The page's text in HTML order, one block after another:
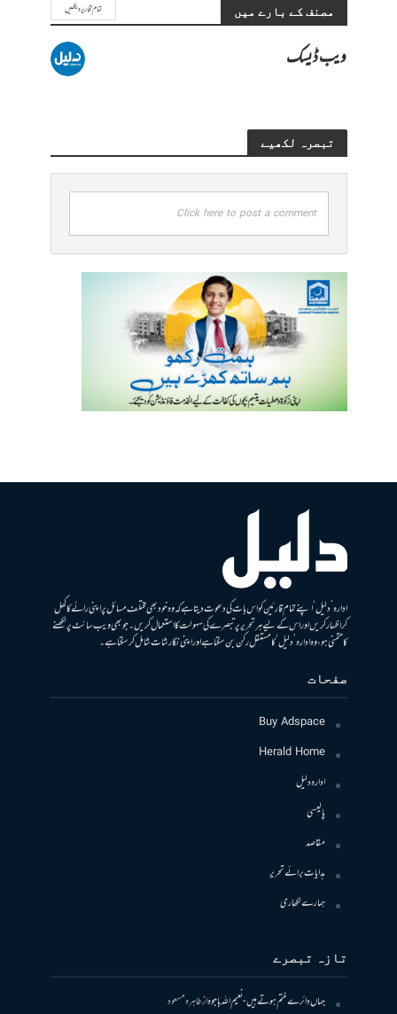
مصنف کے بارے میں تمام تحاریر دیکھیں
ویب ڈیسک
تبصرہ لکھیے
Click here to post a comment
ادارہ ’دلیل‘ اپنے تمام قارئین کو اس بات کی دعوت دیتا ہے کہ وہ خود بھی مختلف مسائل پر اپنی رائے کا کھل
کر اظہار کریں اور اس کے لیے ہر تحریر پر تبصرے کی سہولت کا استعمال کریں۔ جو بھی ویب سائٹ پر لکھنے
کا متمنی ہو، وہ ادارہ ’دلیل‘ کا مستقل رکن بن سکتا ہے اور اپنی نگارشات شامل کرسکتا ہے۔
صفحات
Buy Adspace
Herald Home
ادارہ دلیل
پالیسی
مقاصد
ہدایات برائے تحریر
ہمارے لکھاری
تازہ تبصرے
جہاں دائرے ختم ہوتے ہیں- نعیم اللہ باجوہازطاہرہ مسعود